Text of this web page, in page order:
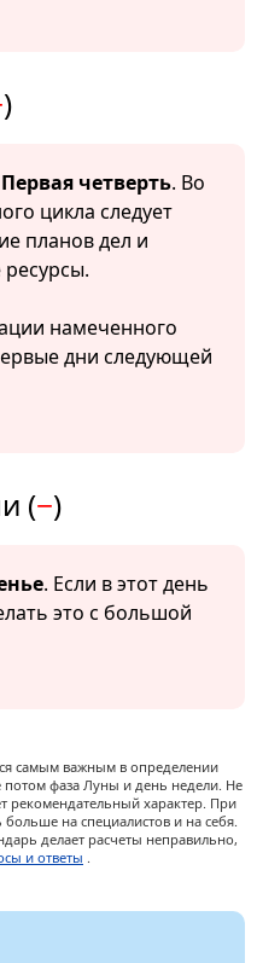
)
Первая четверть. Во
цикла следует
планов дел и
намеченного
дни следующей
(−)
. Если в этот день
это с большой
самым важным в определении
фаза Луны и день недели. Не
рекомендательный характер. При
на специалистов и на себя.
делает расчеты неправильно,
и ответы .